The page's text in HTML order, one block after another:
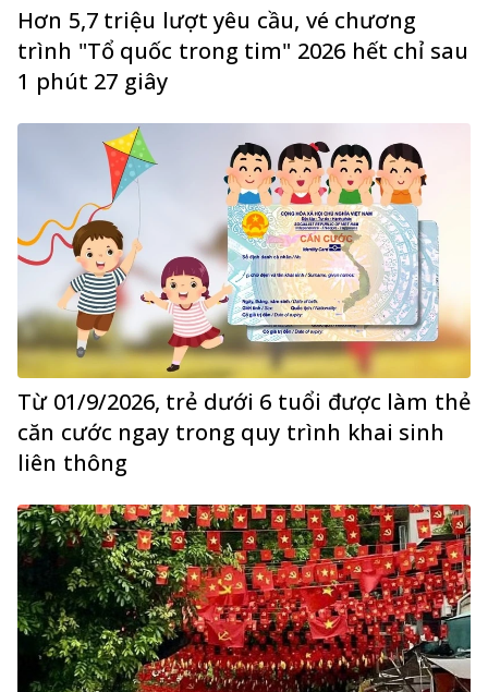
Hơn 5,7 triệu lượt yêu cầu, vé chương
trình "Tổ quốc trong tim" 2026 hết chỉ sau
1 phút 27 giây
Từ 01/9/2026, trẻ dưới 6 tuổi được làm thẻ
căn cước ngay trong quy trình khai sinh
liên thông